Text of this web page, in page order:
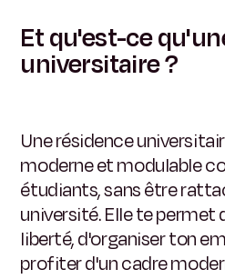
Et qu'est-ce
universitaire ?
Une résidence
moderne et modulable
étudiants, sans être
université. Elle te permet
liberté, d'organiser ton
profiter d'un cadre